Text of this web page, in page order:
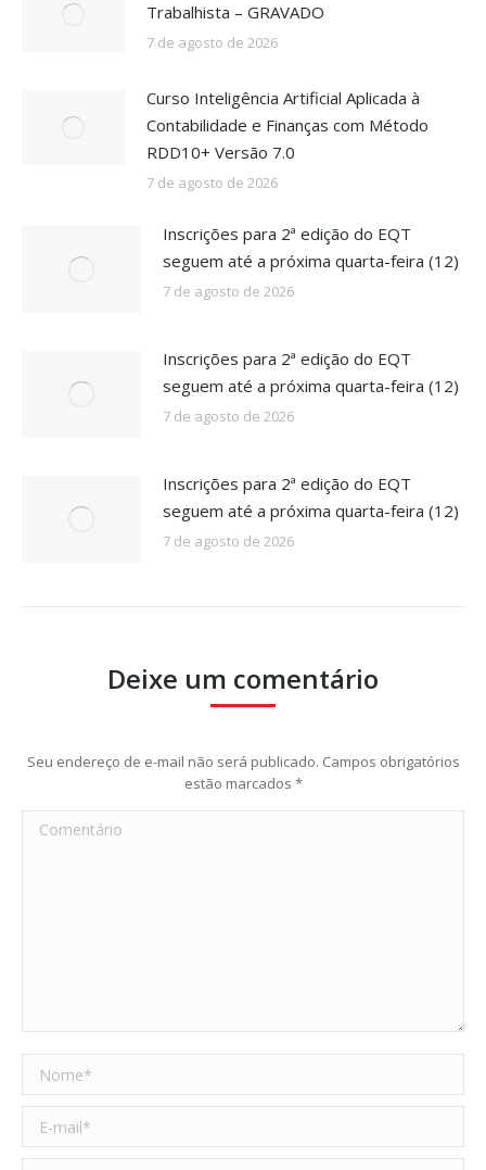
Trabalhista – GRAVADO
7 de agosto de 2026
Curso Inteligência Artificial Aplicada à
Contabilidade e Finanças com Método
RDD10+ Versão 7.0
7 de agosto de 2026
Inscrições para 2ª edição do EQT
seguem até a próxima quarta-feira (12)
7 de agosto de 2026
Inscrições para 2ª edição do EQT
seguem até a próxima quarta-feira (12)
7 de agosto de 2026
Inscrições para 2ª edição do EQT
seguem até a próxima quarta-feira (12)
7 de agosto de 2026
Deixe um comentário
Seu endereço de e-mail não será publicado. Campos obrigatórios
estão marcados *
Comentário
Nome *
E-mail *